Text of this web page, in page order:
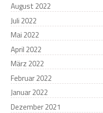
August 2022
Juli 2022
Mai 2022
April 2022
März 2022
Februar 2022
Januar 2022
Dezember 2021